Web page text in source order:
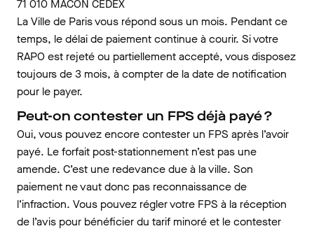
71 010 MACON CEDEX
La Ville de Paris vous répond sous un mois. Pendant ce
temps, le délai de paiement continue à courir. Si votre
RAPO est rejeté ou partiellement accepté, vous disposez
toujours de 3 mois, à compter de la date de notification
pour le payer.
Peut-on contester un FPS déjà payé ?
Oui, vous pouvez encore contester un FPS après l’avoir
payé. Le forfait post-stationnement n’est pas une
amende. C’est une redevance due à la ville. Son
paiement ne vaut donc pas reconnaissance de
l’infraction. Vous pouvez régler votre FPS à la réception
de l’avis pour bénéficier du tarif minoré et le contester